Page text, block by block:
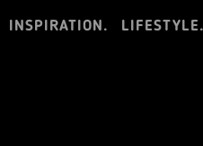
INSPIRATION. LIFESTYLE.